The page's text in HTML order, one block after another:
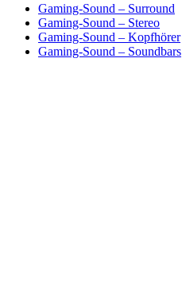
Gaming-Sound – Surround
Gaming-Sound – Stereo
Gaming-Sound – Kopfhörer
Gaming-Sound – Soundbars